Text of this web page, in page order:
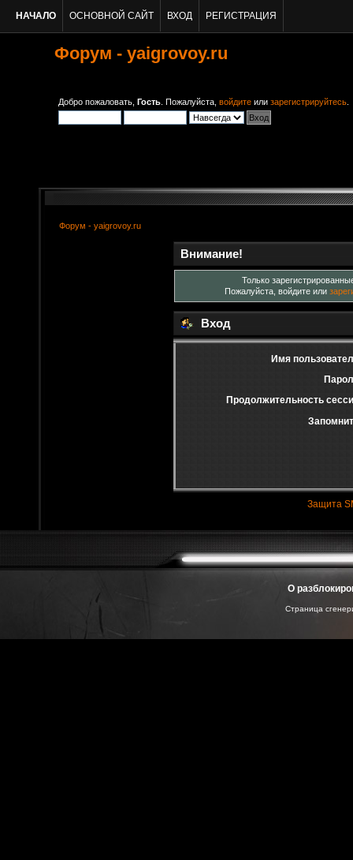
НАЧАЛО ОСНОВНОЙ САЙТ ВХОД РЕГИСТРАЦИЯ
Форум - yaigrovoy.ru
Добро пожаловать, Гость . Пожалуйста, войдите или зарегистрируйтесь
Форум - yaigrovoy.ru
Внимание!
Только
Пожалуйста, войдите или
Вход
Имя
Продолжительность
Защита
О
Страница